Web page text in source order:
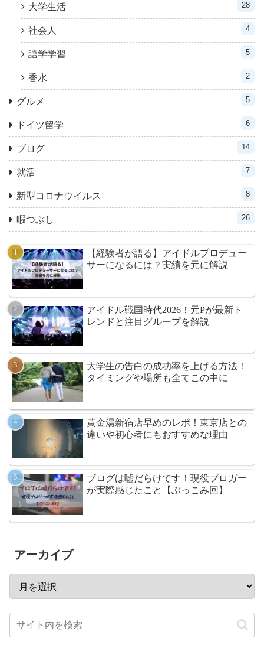
大学生活 28
社会人 4
語学学習 5
香水 2
グルメ 5
ドイツ留学 6
ブログ 14
就活 7
新型コロナウイルス 8
暇つぶし 26
【経験者が語る】アイドルプロデュー
サーになるには？実績を元に解説
アイドル戦国時代2026！元Pが最新ト
レンドと注目グループを解説
大学生の告白の成功率を上げる方法！
タイミングや場所も全てこの中に
黄金湯新宿店早めのレポ！東京店との
違いや初心者にもおすすめな理由
ブログは嘘だらけです！現役ブロガー
が実際感じたこと【ぶっこみ回】
アーカイブ